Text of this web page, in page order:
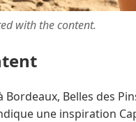
with the content.
Bordeaux, Belles des
une inspiration